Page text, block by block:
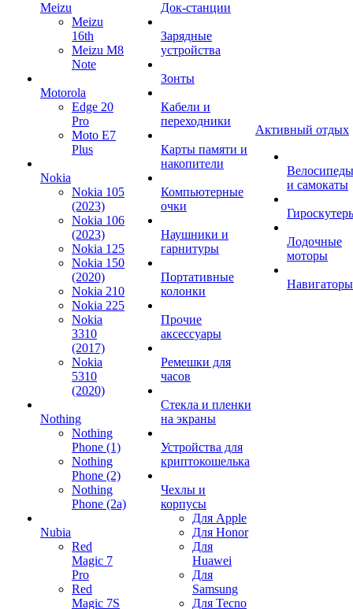
Meizu
Meizu
16th
Meizu M8
Note
Motorola
Edge 20
Pro
Moto E7
Plus
Nokia
Nokia 105
(2023)
Nokia 106
(2023)
Nokia 125
Nokia 150
(2020)
Nokia 210
Nokia 225
Nokia
3310
(2017)
Nokia
5310
(2020)
Nothing
Nothing
Phone (1)
Nothing
Phone (2)
Nothing
Phone (2a)
Nubia
Red
Magic 7
Pro
Red
Magic 7S
Док-станции
Зарядные
устройства
Зонты
Кабели и
переходники
Карты памяти и
накопители
Компьютерные
очки
Наушники и
гарнитуры
Портативные
колонки
Прочие
аксессуары
Ремешки для
часов
Стекла и пленки
на экраны
Устройства для
криптокошелька
Чехлы и
корпусы
Для Apple
Для Honor
Для
Huawei
Для
Samsung
Для Tecno
Активный отдых
Велосипеды
и самокаты
Лодочные
моторы
Навигаторы